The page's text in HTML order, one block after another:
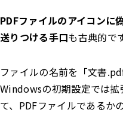
PDFファイルのアイコンに
送りつける手口も古典的で
ファイルの名前を「文書
Windowsの初期設定では
て、PDFファイルであるか